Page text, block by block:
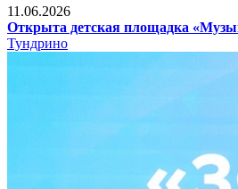
11.06.2026
Открыта детская площадка
Тундрино